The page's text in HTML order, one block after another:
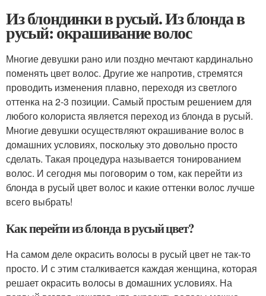
Из блондинки в русый. Из блонда в
русый: окрашивание волос
Многие девушки рано или поздно мечтают кардинально
поменять цвет волос. Другие же напротив, стремятся
проводить изменения плавно, переходя из светлого
оттенка на 2-3 позиции. Самый простым решением для
любого колориста является переход из блонда в русый.
Многие девушки осуществляют окрашивание волос в
домашних условиях, поскольку это довольно просто
сделать. Такая процедура называется тонированием
волос. И сегодня мы поговорим о том, как перейти из
блонда в русый цвет волос и какие оттенки волос лучше
всего выбрать!
Как перейти из блонда в русый цвет?
На самом деле окрасить волосы в русый цвет не так-то
просто. И с этим сталкивается каждая женщина, которая
решает окрасить волосы в домашних условиях. На